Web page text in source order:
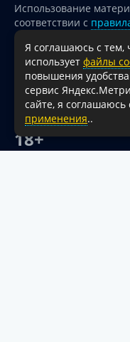
Использование
соответствии с
опубликованных на
При перепечатке и
на источник
Для сайтов и страниц
активная
администрации
18+
Я соглашаюсь с тем,
использует файлы
повышения
сервис
сайте, я соглашаюсь
применения..